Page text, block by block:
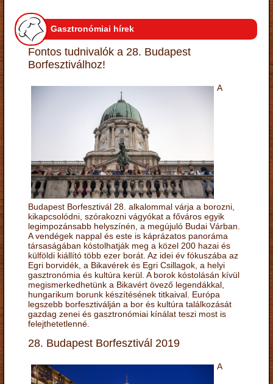
Gasztronómiai hírek
Fontos tudnivalók a 28. Budapest
Borfesztiválhoz!
A
Budapest Borfesztivál 28. alkalommal várja a borozni,
kikapcsolódni, szórakozni vágyókat a főváros egyik
legimpozánsabb helyszínén, a megújuló Budai Várban.
A vendégek nappal és este is káprázatos panoráma
társaságában kóstolhatják meg a közel 200 hazai és
külföldi kiállító több ezer borát. Az idei év fókuszába az
Egri borvidék, a Bikavérek és Egri Csillagok, a helyi
gasztronómia és kultúra kerül. A borok kóstolásán kívül
megismerkedhetünk a Bikavért övező legendákkal,
hungarikum borunk készítésének titkaival. Európa
legszebb borfesztiválján a bor és kultúra találkozását
gazdag zenei és gasztronómiai kínálat teszi most is
felejthetetlenné.
28. Budapest Borfesztivál 2019
A